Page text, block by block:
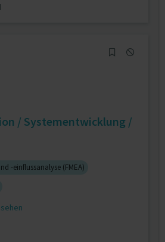
/ Systementwicklung /
-einflussanalyse (FMEA)